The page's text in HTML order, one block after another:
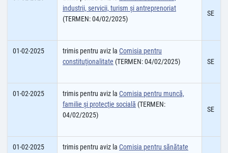
industrii, servicii, turism și antreprenoriat
(TERMEN: 04/02/2025)
SE
01-02-2025 trimis pentru aviz la Comisia pentru
constituţionalitate (TERMEN: 04/02/2025) SE
01-02-2025 trimis pentru aviz la Comisia pentru muncă,
familie şi protecţie socială (TERMEN:
04/02/2025)
SE
01-02-2025 trimis pentru aviz la Comisia pentru sănătate